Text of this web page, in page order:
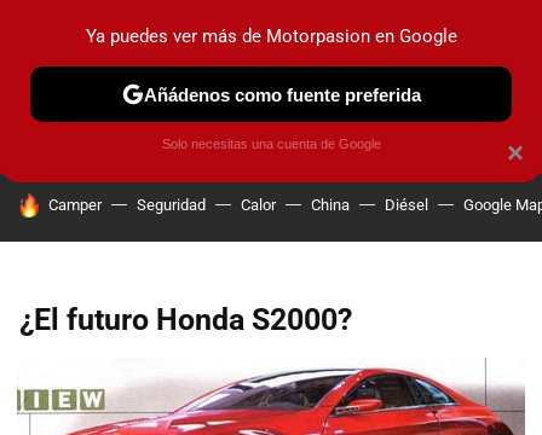
PRUEBAS COCHES ELÉCTRICOS OBSERVATORIO
HOY SE HABLA DE
Camper Seguridad Calor China Diésel Google
¿El futuro Honda S2000?
×
Ya puedes ver más de Motorpasion en Google
Añádenos como fuente preferida
Solo necesitas una cuenta de Google